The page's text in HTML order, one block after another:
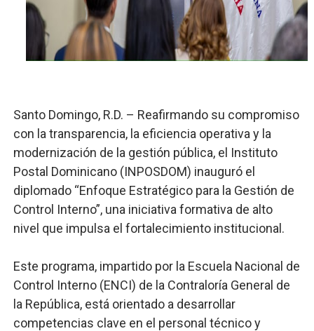
Lee Ballester a los que se forman como agentes
Operativo Interinstitucional “Compromiso Ambiental
Ministerio de Cultura anuncia ganadores de Premios
Más de 180 dirigentes sindicales de las Américas se
Santo Domingo, R.D. – Reafirmando su compromiso
con la transparencia, la eficiencia operativa y la
modernización de la gestión pública, el Instituto
Postal Dominicano (INPOSDOM) inauguró el
diplomado “Enfoque Estratégico para la Gestión de
Control Interno”, una iniciativa formativa de alto
nivel que impulsa el fortalecimiento institucional.
Este programa, impartido por la Escuela Nacional de
Control Interno (ENCI) de la Contraloría General de
la República, está orientado a desarrollar
competencias clave en el personal técnico y